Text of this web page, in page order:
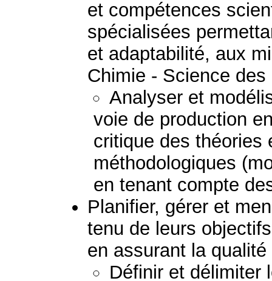
et compétences
spécialisées
et adaptabilité, aux
Chimie - Science
Analyser et
voie de production
critique des théories
méthodologiques
en tenant compte
Planifier, gérer et
tenu de leurs
en assurant la
Définir et délimiter